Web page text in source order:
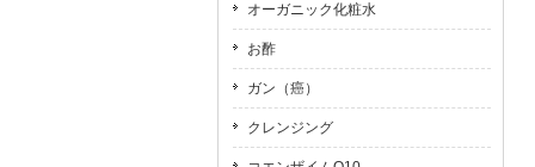
オーガニック化粧水
お酢
ガン（癌）
クレンジング